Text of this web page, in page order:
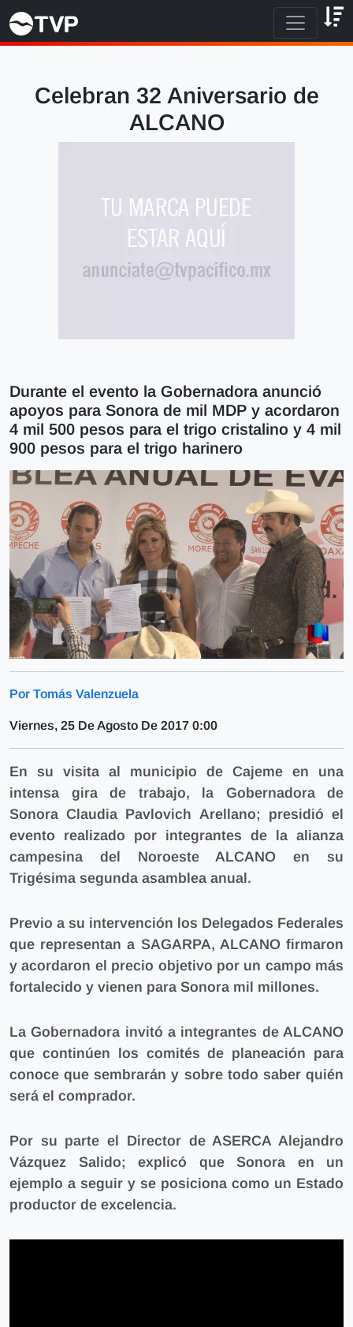
Celebran 32 Aniversario de
ALCANO
Durante el evento la Gobernadora anunció
apoyos para Sonora de mil MDP y acordaron
4 mil 500 pesos para el trigo cristalino y 4 mil
900 pesos para el trigo harinero
Por Tomás Valenzuela
Viernes, 25 De Agosto De 2017 0:00
En su visita al municipio de Cajeme en una
intensa gira de trabajo, la Gobernadora de
Sonora Claudia Pavlovich Arellano; presidió el
evento realizado por integrantes de la alianza
campesina del Noroeste ALCANO en su
Trigésima segunda asamblea anual.
Previo a su intervención los Delegados Federales
que representan a SAGARPA, ALCANO firmaron
y acordaron el precio objetivo por un campo más
fortalecido y vienen para Sonora mil millones.
La Gobernadora invitó a integrantes de ALCANO
que continúen los comités de planeación para
conoce que sembrarán y sobre todo saber quién
será el comprador.
Por su parte el Director de ASERCA Alejandro
Vázquez Salido; explicó que Sonora en un
ejemplo a seguir y se posiciona como un Estado
productor de excelencia.